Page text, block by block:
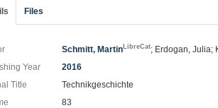
Files
Schmitt, MartinLibreCat; Erdogan, Julia;
Year
2016
Title
Technikgeschichte
83